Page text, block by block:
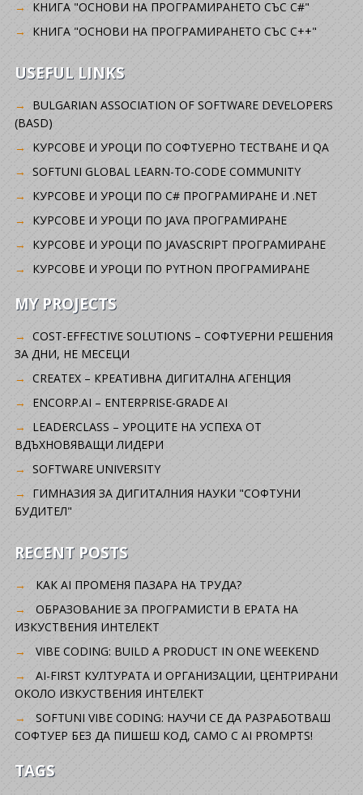
КНИГА "ОСНОВИ НА ПРОГРАМИРАНЕТО СЪС C#"
КНИГА "ОСНОВИ НА ПРОГРАМИРАНЕТО СЪС C++"
USEFUL LINKS
BULGARIAN ASSOCIATION OF SOFTWARE DEVELOPERS
(BASD)
KУРСОВЕ И УРОЦИ ПО СОФТУЕРНО ТЕСТВАНЕ И QA
SOFTUNI GLOBAL LEARN-TO-CODE COMMUNITY
КУРСОВЕ И УРОЦИ ПО C# ПРОГРАМИРАНЕ И .NET
КУРСОВЕ И УРОЦИ ПО JAVA ПРОГРАМИРАНЕ
КУРСОВЕ И УРОЦИ ПО JAVASCRIPT ПРОГРАМИРАНЕ
КУРСОВЕ И УРОЦИ ПО PYTHON ПРОГРАМИРАНЕ
MY PROJECTS
COST-EFFECTIVE SOLUTIONS – СОФТУЕРНИ РЕШЕНИЯ
ЗА ДНИ, НЕ МЕСЕЦИ
CREATEX – КРЕАТИВНА ДИГИТАЛНА АГЕНЦИЯ
ENCORP.AI – ENTERPRISE-GRADE AI
LEADERCLASS – УРОЦИТЕ НА УСПЕХА ОТ
ВДЪХНОВЯВАЩИ ЛИДЕРИ
SOFTWARE UNIVERSITY
ГИМНАЗИЯ ЗА ДИГИТАЛНИЯ НАУКИ "СОФТУНИ
БУДИТЕЛ"
RECENT POSTS
КАК AI ПРОМЕНЯ ПАЗАРА НА ТРУДА?
ОБРАЗОВАНИЕ ЗА ПРОГРАМИСТИ В ЕРАТА НА
ИЗКУСТВЕНИЯ ИНТЕЛЕКТ
VIBE CODING: BUILD A PRODUCT IN ONE WEEKEND
AI-FIRST КУЛТУРАТА И ОРГАНИЗАЦИИ, ЦЕНТРИРАНИ
ОКОЛО ИЗКУСТВЕНИЯ ИНТЕЛЕКТ
SOFTUNI VIBE CODING: НАУЧИ СЕ ДА РАЗРАБОТВАШ
СОФТУЕР БЕЗ ДА ПИШЕШ КОД, САМО С AI PROMPTS!
TAGS